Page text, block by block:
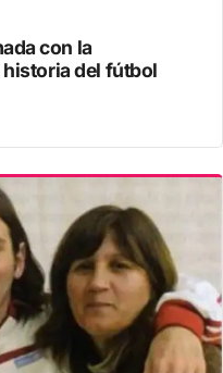
con la
historia del fútbol